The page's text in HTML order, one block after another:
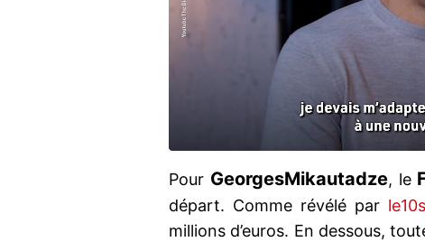
Pour GeorgesMikautadze, le
départ. Comme révélé par
millions d’euros. En dessous,